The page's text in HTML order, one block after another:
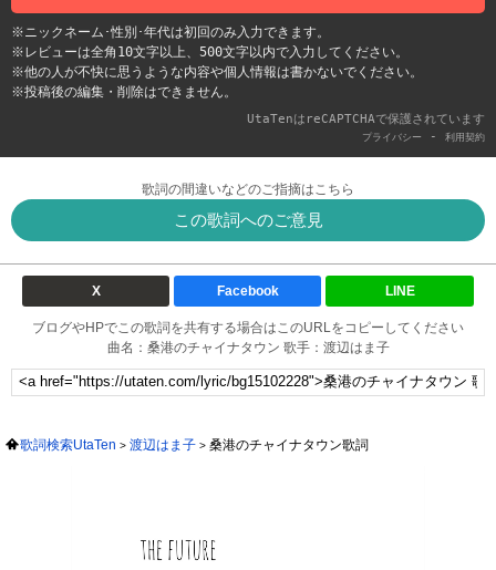
※ニックネーム･性別･年代は初回のみ入力できます。
※レビューは全角10文字以上、500文字以内で入力してください。
※他の人が不快に思うような内容や個人情報は書かないでください。
※投稿後の編集・削除はできません。
UtaTenはreCAPTCHAで保護されています
プライバシー - 利用契約
歌詞の間違いなどのご指摘はこちら
この歌詞へのご意見
X Facebook LINE
ブログやHPでこの歌詞を共有する場合はこのURLをコピーしてください
曲名：桑港のチャイナタウン 歌手：渡辺はま子
歌詞検索UtaTen 渡辺はま子 桑港のチャイナタウン歌詞